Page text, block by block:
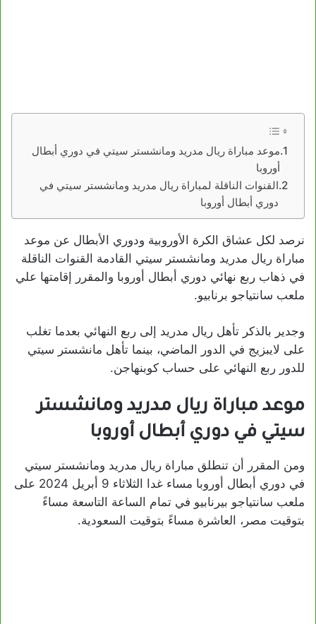
موعد مباراة ريال مدريد ومانشستر سيتي في دوري أبطال
أوروبا
القنوات الناقلة لمباراة ريال مدريد ومانشستر سيتي في
دوري أبطال أوروبا
نرصد لكل عشاق الكرة الأوروبية ودوري الأبطال عن موعد
مباراة ريال مدريد ومانشستر سيتي القادمة القنوات الناقلة
في ذهاب ربع نهائي دوري أبطال أوروبا والمقرر إقامتها علي
ملعب سانتياجو برنابيو.
وجدير بالذكر تأهل ريال مدريد إلى ربع النهائي بعدما تغلب
على لايبزيج في الدور الماضي، بينما تأهل مانشستر سيتي
للدور ربع النهائي على حساب كوبنهاجن.
موعد مباراة ريال مدريد ومانشستر
سيتي في دوري أبطال أوروبا
ومن المقرر أن تنطلق مباراة ريال مدريد ومانشستر سيتي
في دوري أبطال أوروبا مساء غدا الثلاثاء 9 أبريل 2024 على
ملعب سانتياجو بيرنابيو في تمام الساعة التاسعة مساءً
بتوقيت مصر، العاشرة مساءً بتوقيت السعودية.